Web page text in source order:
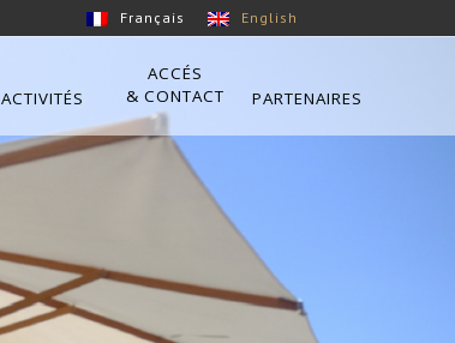
Français English
ACTIVITÉS
ACCÉS
& CONTACT
PARTENAIRES